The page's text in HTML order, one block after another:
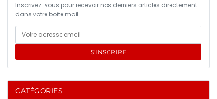
Inscrivez-vous pour recevoir nos derniers articles directement
dans votre boîte mail.
S'INSCRIRE
CATÉGORIES